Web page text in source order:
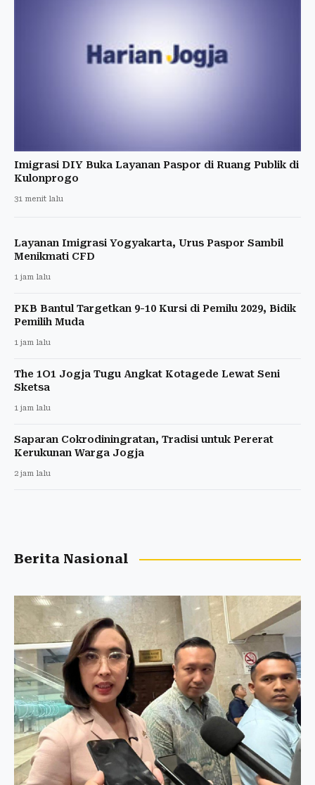
Imigrasi DIY Buka Layanan Paspor di Ruang Publik di
Kulonprogo
31 menit lalu
Layanan Imigrasi Yogyakarta, Urus Paspor Sambil
Menikmati CFD
1 jam lalu
PKB Bantul Targetkan 9-10 Kursi di Pemilu 2029, Bidik
Pemilih Muda
1 jam lalu
The 1O1 Jogja Tugu Angkat Kotagede Lewat Seni
Sketsa
1 jam lalu
Saparan Cokrodiningratan, Tradisi untuk Pererat
Kerukunan Warga Jogja
2 jam lalu
Berita Nasional